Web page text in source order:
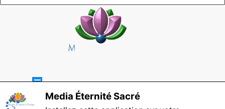
Sauter le menu
Media Éternité Sacré
X